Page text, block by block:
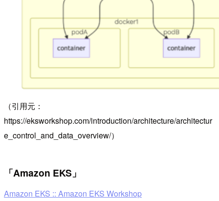
（引用元：
https://eksworkshop.com/introduction/architecture/architectur
e_control_and_data_overview/）
「Amazon EKS」
Amazon EKS :: Amazon EKS Workshop